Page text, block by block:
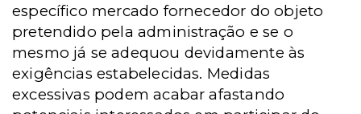
específico mercado fornecedor do objeto
pretendido pela administração e se o
mesmo já se adequou devidamente às
exigências estabelecidas. Medidas
excessivas podem acabar afastando